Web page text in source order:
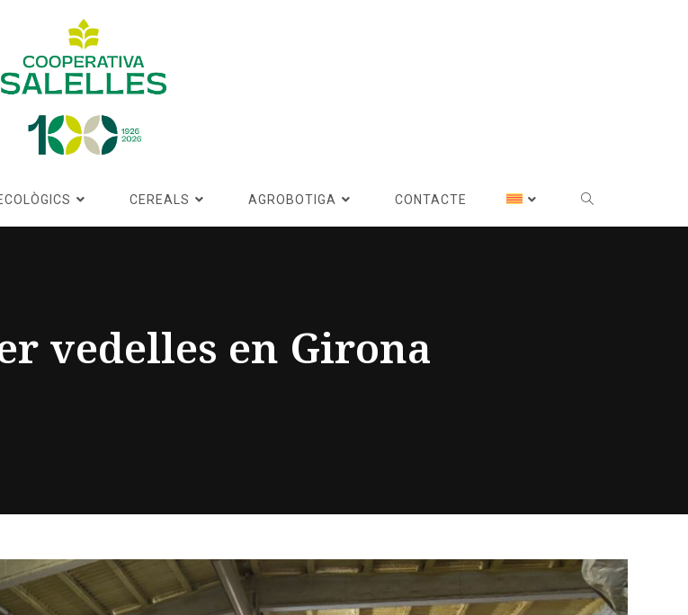
CEREALS AGROBOTIGA CONTACTE
vedelles en Girona